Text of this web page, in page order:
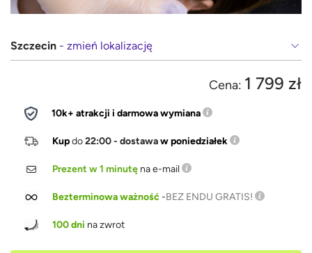
Szczecin - zmień lokalizację
Cena: 1 799 zł
10k+ atrakcji i darmowa wymiana
Kupdo22:00 - dostawaw poniedziałek
Prezent w 1 minutę na e-mail
Bezterminowa ważność-BEZ ENDU GRATIS!
100 dni na zwrot